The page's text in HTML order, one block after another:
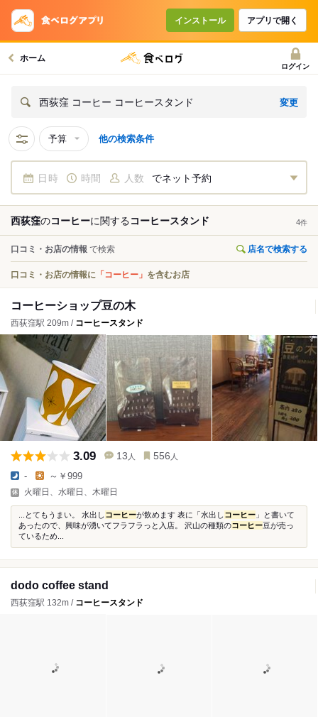
インストール アプリで開く
ホーム
ログイン
西荻窪 コーヒー コーヒースタンド 変更
予算 他の検索条件
日時 時間 人数 でネット予約
西荻窪のコーヒーに関するコーヒースタンド 4件
口コミ・お店の情報 で検索 店名で検索する
口コミ・お店の情報に 「コーヒー」 を含むお店
コーヒーショップ豆の木
西荻窪駅 209m / コーヒースタンド
3.09 13 人 556 人
- ～￥999
火曜日、水曜日、木曜日
...とてもうまい。 水出し コーヒーが飲めます 表に「水出し コーヒー 」と書いて
あったので、興味が湧いてフラフラっと入店。 沢山の種類のコーヒー豆が売っ
ているため...
dodo coffee stand
西荻窪駅 132m / コーヒースタンド